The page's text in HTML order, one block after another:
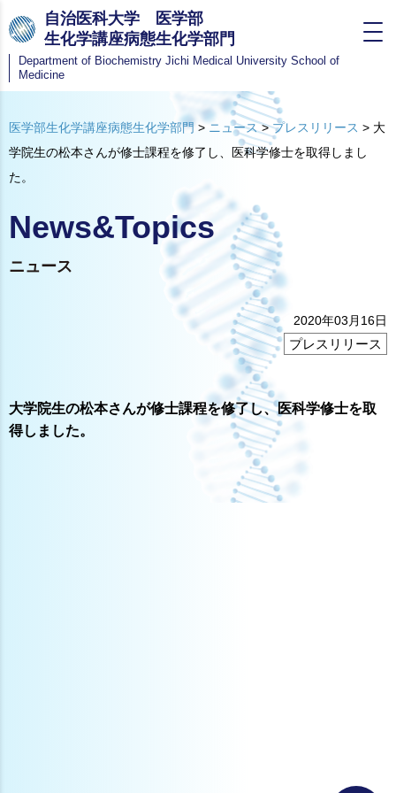
自治医科大学 医学部
生化学講座病態生化学部門
Department of Biochemistry Jichi Medical University School of
Medicine
医学部生化学講座病態生化学部門> ニュース>プレスリリース > 大
学院生の松本さんが修士課程を修了し、医科学修士を取得しまし
た。
News&Topics
ニュース
2020年03月16日
プレスリリース
大学院生の松本さんが修士課程を修了し、医科学修士を取
得しました。